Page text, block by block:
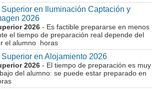
en Iluminación Captación y
2026
2026 - Es factible prepararse en menos
el tiempo de preparación real depende del
el alumno horas
en Alojamiento 2026
2026 - El tiempo de preparación es muy
del alumno: se puede estar preparado en